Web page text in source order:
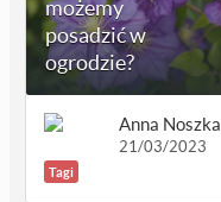
możemy
posadzić w
ogrodzie?
Anna Noszka
21/03/2023
Tagi